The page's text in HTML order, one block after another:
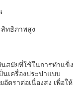
ทธิภาพสูง
นสมัยที่ใช้ในการทําแข็ง
นเครื่องประปาแบบ
ตราต่อเนื่องสูง เพื่อให้